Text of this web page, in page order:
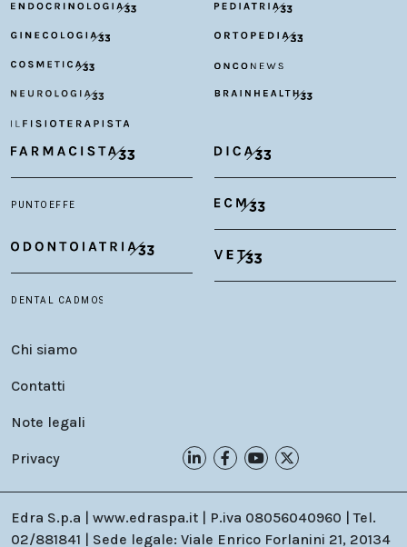
Chi siamo
Contatti
Note legali
Privacy
Edra S.p.a | www.edraspa.it | P.iva 08056040960 | Tel.
02/881841 | Sede legale: Viale Enrico Forlanini 21, 20134